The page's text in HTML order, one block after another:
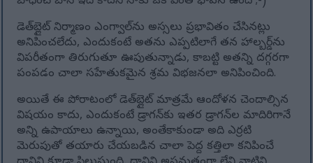
డెత్‌బ్లైట్ నిర్మాణం ఎంగ్వాల్‌ను అస్సలు ప్రభావితం చేసినట్లు
అనిపించలేదు, ఎందుకంటే అతను ఎప్పటిలాగే తన హాల్బర్డ్‌ను
విపరీతంగా తిరుగుతూ ఊపుతున్నాడు, కాబట్టి అతన్ని దగ్గరగా
పంపడం చాలా సహేతుకమైన శ్రమ విభజనలా అనిపించింది.
అయితే ఈ పోరాటంలో డెత్‌బ్లైట్ మాత్రమే ఆందోళన చెందాల్సిన
విషయం కాదు, ఎందుకంటే డ్రాగన్‌కు ఇతర డ్రాగన్‌ల మాదిరిగానే
అన్ని ఉపాయాలు ఉన్నాయి, అంతేకాకుండా అది ఎర్రటి
మెరుపుతో తయారు చేయబడిన చాలా పెద్ద కత్తిలా కనిపించే